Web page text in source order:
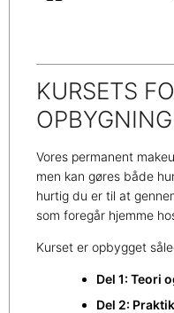
KURSETS
OPBYGNING
Vores permanent
men kan gøres både
hurtig du er til at
som foregår hjemme
Kurset er opbygget
Del 1: Teori
Del 2: